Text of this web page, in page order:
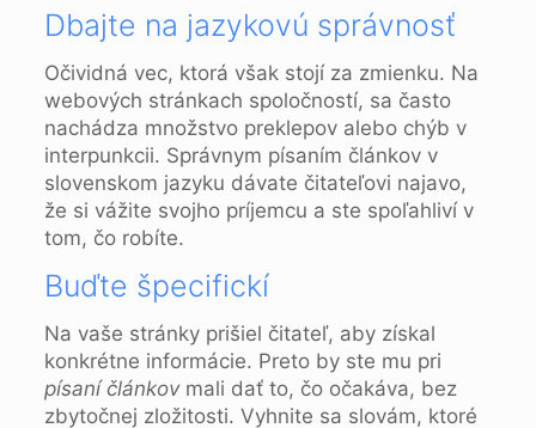
Dbajte na jazykovú správnosť
Očividná vec, ktorá však stojí za zmienku. Na
webových stránkach spoločností, sa často
nachádza množstvo preklepov alebo chýb v
interpunkcii. Správnym písaním článkov v
slovenskom jazyku dávate čitateľovi najavo,
že si vážite svojho príjemcu a ste spoľahliví v
tom, čo robíte.
Buďte špecifickí
Na vaše stránky prišiel čitateľ, aby získal
konkrétne informácie. Preto by ste mu pri
písaní článkov mali dať to, čo očakáva, bez
zbytočnej zložitosti. Vyhnite sa slovám, ktoré